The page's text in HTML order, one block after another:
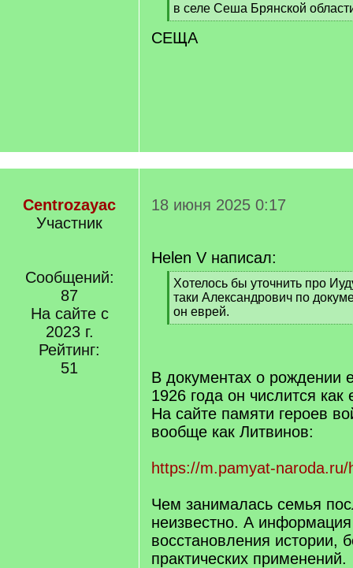
[
q
]
в селе Сеша Брянской
[
/
СЕЩА
Centrozayac
Участник
Сообщений:
87
На сайте с
2023 г.
Рейтинг:
51
18 июня 2025 0:17
Helen V написал:
[
q
]
Хотелось бы уточнить про
таки Александрович по
он еврей.
[
В документах о рождении
1926 года он числится как
На сайте памяти героев
вообще как Литвинов:
https://m.pamyat-
Чем занималась семья
неизвестно. А
восстановления истории,
практических применений.